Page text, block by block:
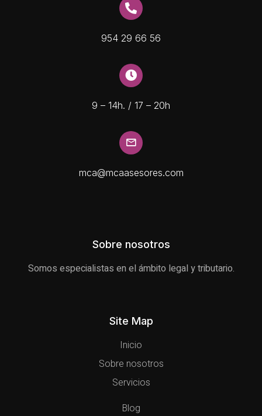
954 29 66 56
9 – 14h. / 17 – 20h
mca@mcaasesores.com
Sobre nosotros
Somos especialistas en el ámbito legal y tributario.
Site Map
Inicio
Sobre nosotros
Servicios
Blog